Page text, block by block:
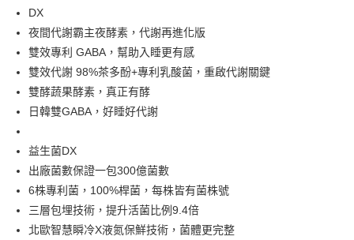
Apple Pay
街口支付
悠遊付
Google Pay
相關說明
【大哥付你分期使用說明】
1.本服務由台灣大哥大提供，台灣大哥大用戶可立即使用無須另外申請。
2.付款方式選擇「大哥付你分期」，訂單成立後會自動跳轉到大哥付的交易
流程，驗證手機門號後，選擇欲分期的期數、繳款截止日，確認付款後即完
3.實際核准額度、可分期數及費用金額請依後續交易確認頁面所載為準。
AFTEE先享後付
相關說明
【關於「AFTEE先享後付」】
AFTEE先享後付是「在收到商品之後才付款」的支付方式。 讓您購物簡單
ATM付款
DX
夜間代謝霸主夜酵素，代謝再進化版
雙效專利 GABA，幫助入睡更有感
雙效代謝 98%茶多酚+專利乳酸菌，重啟代謝關鍵
雙酵蔬果酵素，真正有酵
日韓雙GABA，好睡好代謝
益生菌DX
出廠菌數保證一包300億菌數
6株專利菌，100%桿菌，每株皆有菌株號
三層包埋技術，提升活菌比例9.4倍
北歐智慧瞬冷X液氮保鮮技術，菌體更完整